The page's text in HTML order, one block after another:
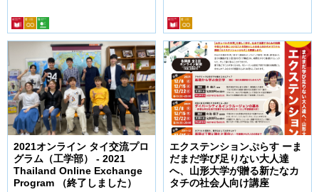
2021オンライン タイ交流プロ
グラム（工学部） - 2021
Thailand Online Exchange
Program （終了しました）
エクステンションぷらす ーま
だまだ学び足りない大人達
へ、山形大学が贈る新たなカ
タチの社会人向け講座